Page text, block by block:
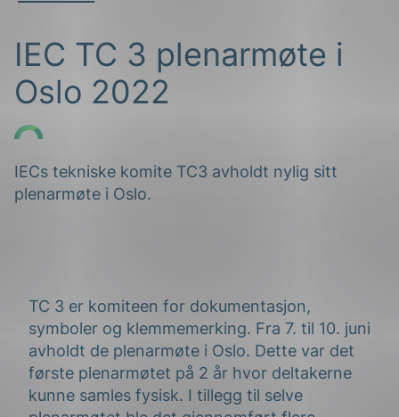
IEC TC 3 plenarmøte i
Oslo 2022
IECs tekniske komite TC3 avholdt nylig sitt
plenarmøte i Oslo.
TC 3 er komiteen for dokumentasjon,
symboler og klemmemerking. Fra 7. til 10. juni
avholdt de plenarmøte i Oslo. Dette var det
første plenarmøtet på 2 år hvor deltakerne
kunne samles fysisk. I tillegg til selve